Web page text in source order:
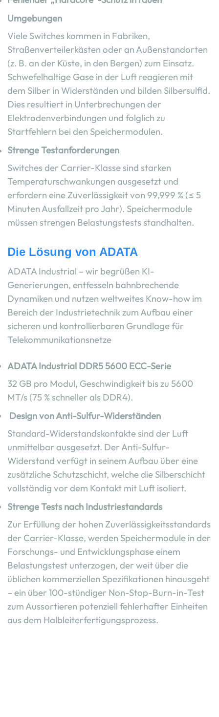
Umgebungen
Viele Switches kommen in Fabriken,
Straßenverteilerkästen oder an Außenstandorten
(z. B. an der Küste, in den Bergen) zum Einsatz.
Schwefelhaltige Gase in der Luft reagieren mit
dem Silber in Widerständen und bilden Silbersulfid.
Dies resultiert in Unterbrechungen der
Elektrodenverbindungen und folglich zu
Startfehlern bei den Speichermodulen.
Strenge Testanforderungen
Switches der Carrier-Klasse sind starken
Temperaturschwankungen ausgesetzt und
erfordern eine Zuverlässigkeit von 99,999 % (≤ 5
Minuten Ausfallzeit pro Jahr). Speichermodule
müssen strengen Belastungstests standhalten.
Die Lösung von ADATA
ADATA Industrial – wir begrüßen KI-
Generierungen, entfesseln bahnbrechende
Dynamiken und nutzen weltweites Know-how im
Bereich der Industrietechnik zum Aufbau einer
sicheren und kontrollierbaren Grundlage für
Telekommunikationsnetze
ADATA Industrial DDR5 5600 ECC-Serie
32 GB pro Modul, Geschwindigkeit bis zu 5600
MT/s (75 % schneller als DDR4).
Design von Anti-Sulfur-Widerständen
Standard-Widerstandskontakte sind der Luft
unmittelbar ausgesetzt. Der Anti-Sulfur-
Widerstand verfügt in seinem Aufbau über eine
zusätzliche Schutzschicht, welche die Silberschicht
vollständig vor dem Kontakt mit Luft isoliert.
Strenge Tests nach Industriestandards
Zur Erfüllung der hohen Zuverlässigkeitsstandards
der Carrier-Klasse, werden Speichermodule in der
Forschungs- und Entwicklungsphase einem
Belastungstest unterzogen, der weit über die
üblichen kommerziellen Spezifikationen hinausgeht
– ein über 100-stündiger Non-Stop-Burn-in-Test
zum Aussortieren potenziell fehlerhafter Einheiten
aus dem Halbleiterfertigungsprozess.